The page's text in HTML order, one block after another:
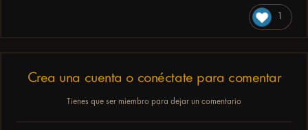
1
Crea una cuenta o conéctate para comentar
Tienes que ser miembro para dejar un comentario